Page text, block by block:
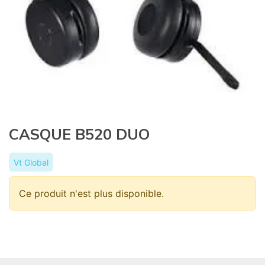
CASQUE B520 DUO
Vt Global
Ce produit n'est plus disponible.